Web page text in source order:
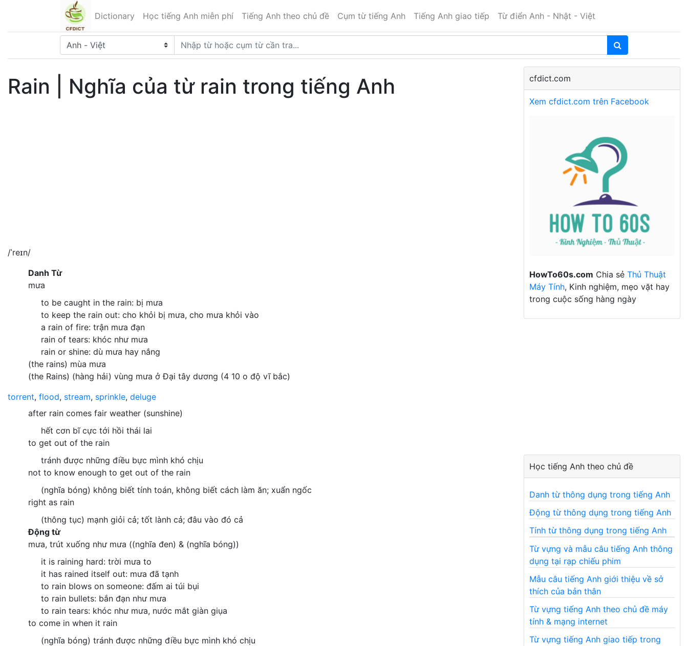
Dictionary Học tiếng Anh miễn phí Tiếng Anh theo chủ đề Cụm từ tiếng Anh Tiếng Anh giao tiếp Từ điển Anh - Nhật - Việt
Rain | Nghĩa của từ rain trong tiếng Anh
/ˈreɪn/
Danh Từ
mưa
to be caught in the rain: bị mưa
to keep the rain out: cho khỏi bị mưa, cho mưa khỏi vào
a rain of fire: trận mưa đạn
rain of tears: khóc như mưa
rain or shine: dù mưa hay nắng
(the rains) mùa mưa
(the Rains) (hàng hải) vùng mưa ở Đại tây dương (4 10 o độ vĩ bắc)
torrent, flood, stream, sprinkle, deluge
after rain comes fair weather (sunshine)
hết cơn bĩ cực tới hồi thái lai
to get out of the rain
tránh được những điều bực mình khó chịu
not to know enough to get out of the rain
(nghĩa bóng) không biết tính toán, không biết cách làm ăn; xuẩn ngốc
right as rain
(thông tục) mạnh giỏi cả; tốt lành cả; đâu vào đó cả
Động từ
mưa, trút xuống như mưa ((nghĩa đen) & (nghĩa bóng))
it is raining hard: trời mưa to
it has rained itself out: mưa đã tạnh
to rain blows on someone: đấm ai túi bụi
to rain bullets: bắn đạn như mưa
to rain tears: khóc như mưa, nước mắt giàn giụa
to come in when it rain
(nghĩa bóng) tránh được những điều bực mình khó chịu
cfdict.com
Xem cfdict.com trên Facebook
HowTo60s.com Chia sẻ Thủ Thuật
Máy Tính, Kinh nghiệm, mẹo vặt hay
trong cuộc sống hàng ngày
Học tiếng Anh theo chủ đề
Danh từ thông dụng trong tiếng Anh
Động từ thông dụng trong tiếng Anh
Tính từ thông dụng trong tiếng Anh
Từ vựng và mẫu câu tiếng Anh thông
dụng tại rạp chiếu phim
Mẫu câu tiếng Anh giới thiệu về sở
thích của bản thân
Từ vựng tiếng Anh theo chủ đề máy
tính & mạng internet
Từ vựng tiếng Anh giao tiếp trong